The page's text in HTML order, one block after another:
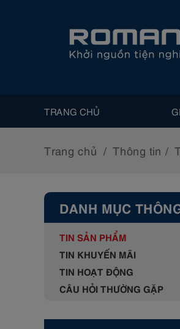
TRANG CHỦ
Trang chủ Thông tin
DANH MỤC
TIN SẢN PHẨM
TIN KHUYẾN MÃI
TIN HOẠT ĐỘNG
CÂU HỎI THƯỜNG GẶP